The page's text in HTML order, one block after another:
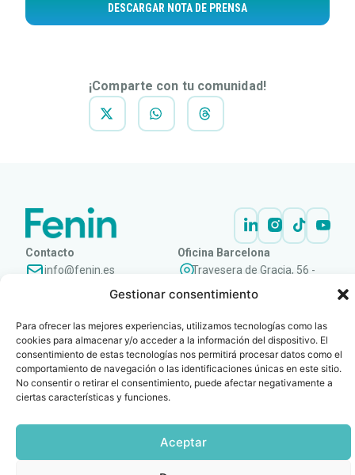
Gestionar consentimiento
Para ofrecer las mejores experiencias, utilizamos tecnologías como las
cookies para almacenar y/o acceder a la información del dispositivo. El
consentimiento de estas tecnologías nos permitirá procesar datos como el
comportamiento de navegación o las identificaciones únicas en este sitio.
No consentir o retirar el consentimiento, puede afectar negativamente a
ciertas características y funciones.
Aceptar
DESCARGAR NOTA DE PRENSA
¡Comparte con tu comunidad!
Contacto
info@fenin.es
C/ Villanueva, 20 - 1-
915 759 800
Oficina Barcelona
Travesera de Gracia, 56 -
1º, 3ª 08006
Copyright © 2025 FENIN |
Todos los derechos
reservados
Política
de
privacidad
|Cookies
|Aviso
legal
|SIIF(Canal
de
denuncias)
|Políticas
y